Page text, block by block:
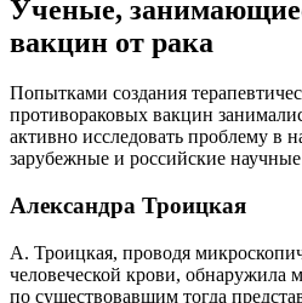
Ученые,
вакцин от рака
Попытками создания
противораковых вакцин
активно исследовать проблему в
зарубежные и российские
Александра Троицкая
А. Троицкая, проводя
человеческой крови, обнаружила
по существовавшим тогда